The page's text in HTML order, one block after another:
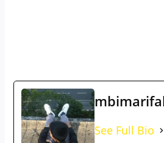
See Full Bio